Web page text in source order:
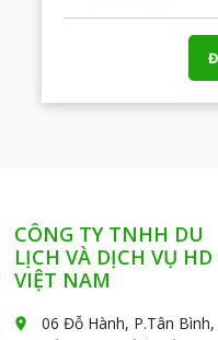
CÔNG TY TNHH DU
LỊCH VÀ DỊCH VỤ HD
VIỆT NAM
place
06 Đỗ Hành, P.Tân Bình,